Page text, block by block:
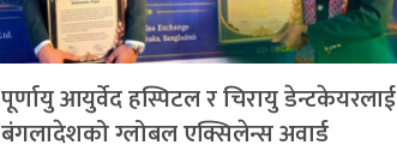
पूर्णायु आयुर्वेद हस्पिटल र चिरायु डेन्टकेयरलाई
बंगलादेशको ग्लोबल एक्सिलेन्स अवार्ड